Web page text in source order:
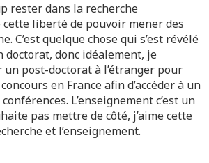
rester dans la recherche
cette liberté de pouvoir mener des
C’est quelque chose qui s’est révélé
doctorat, donc idéalement, je
post-doctorat à l’étranger pour
en France afin d’accéder à un
L’enseignement c’est un
pas mettre de côté, j’aime cette
et l’enseignement.